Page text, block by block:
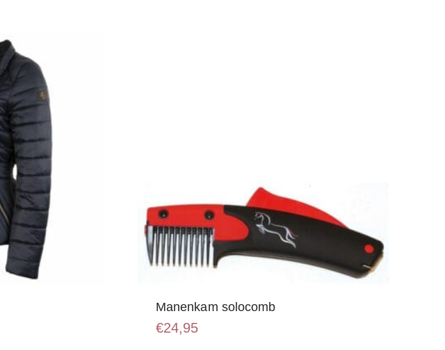
Manenkam solocomb
€24,95